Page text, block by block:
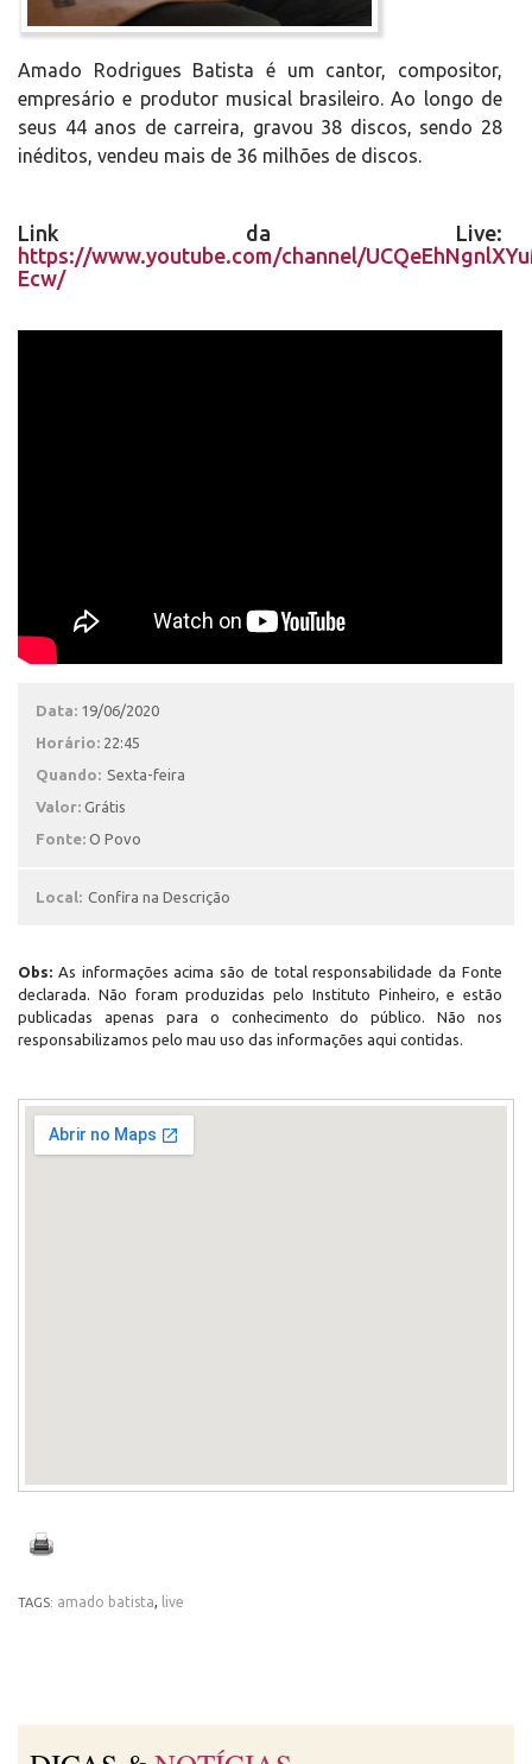
Amado Rodrigues Batista é um cantor, compositor,
empresário e produtor musical brasileiro. Ao longo de
seus 44 anos de carreira, gravou 38 discos, sendo 28
inéditos, vendeu mais de 36 milhões de discos.
Link da Live:
https://www.youtube.com/channel/
Ecw/
Data: 19/06/2020
Horário: 22:45
Quando: Sexta-feira
Valor: Grátis
Fonte: O Povo
Local: Confira na Descrição
Obs: As informações acima são de total responsabilidade da Fonte
declarada. Não foram produzidas pelo Instituto Pinheiro, e estão
publicadas apenas para o conhecimento do público. Não nos
responsabilizamos pelo mau uso das informações aqui contidas.
TAGS: amado batista, live